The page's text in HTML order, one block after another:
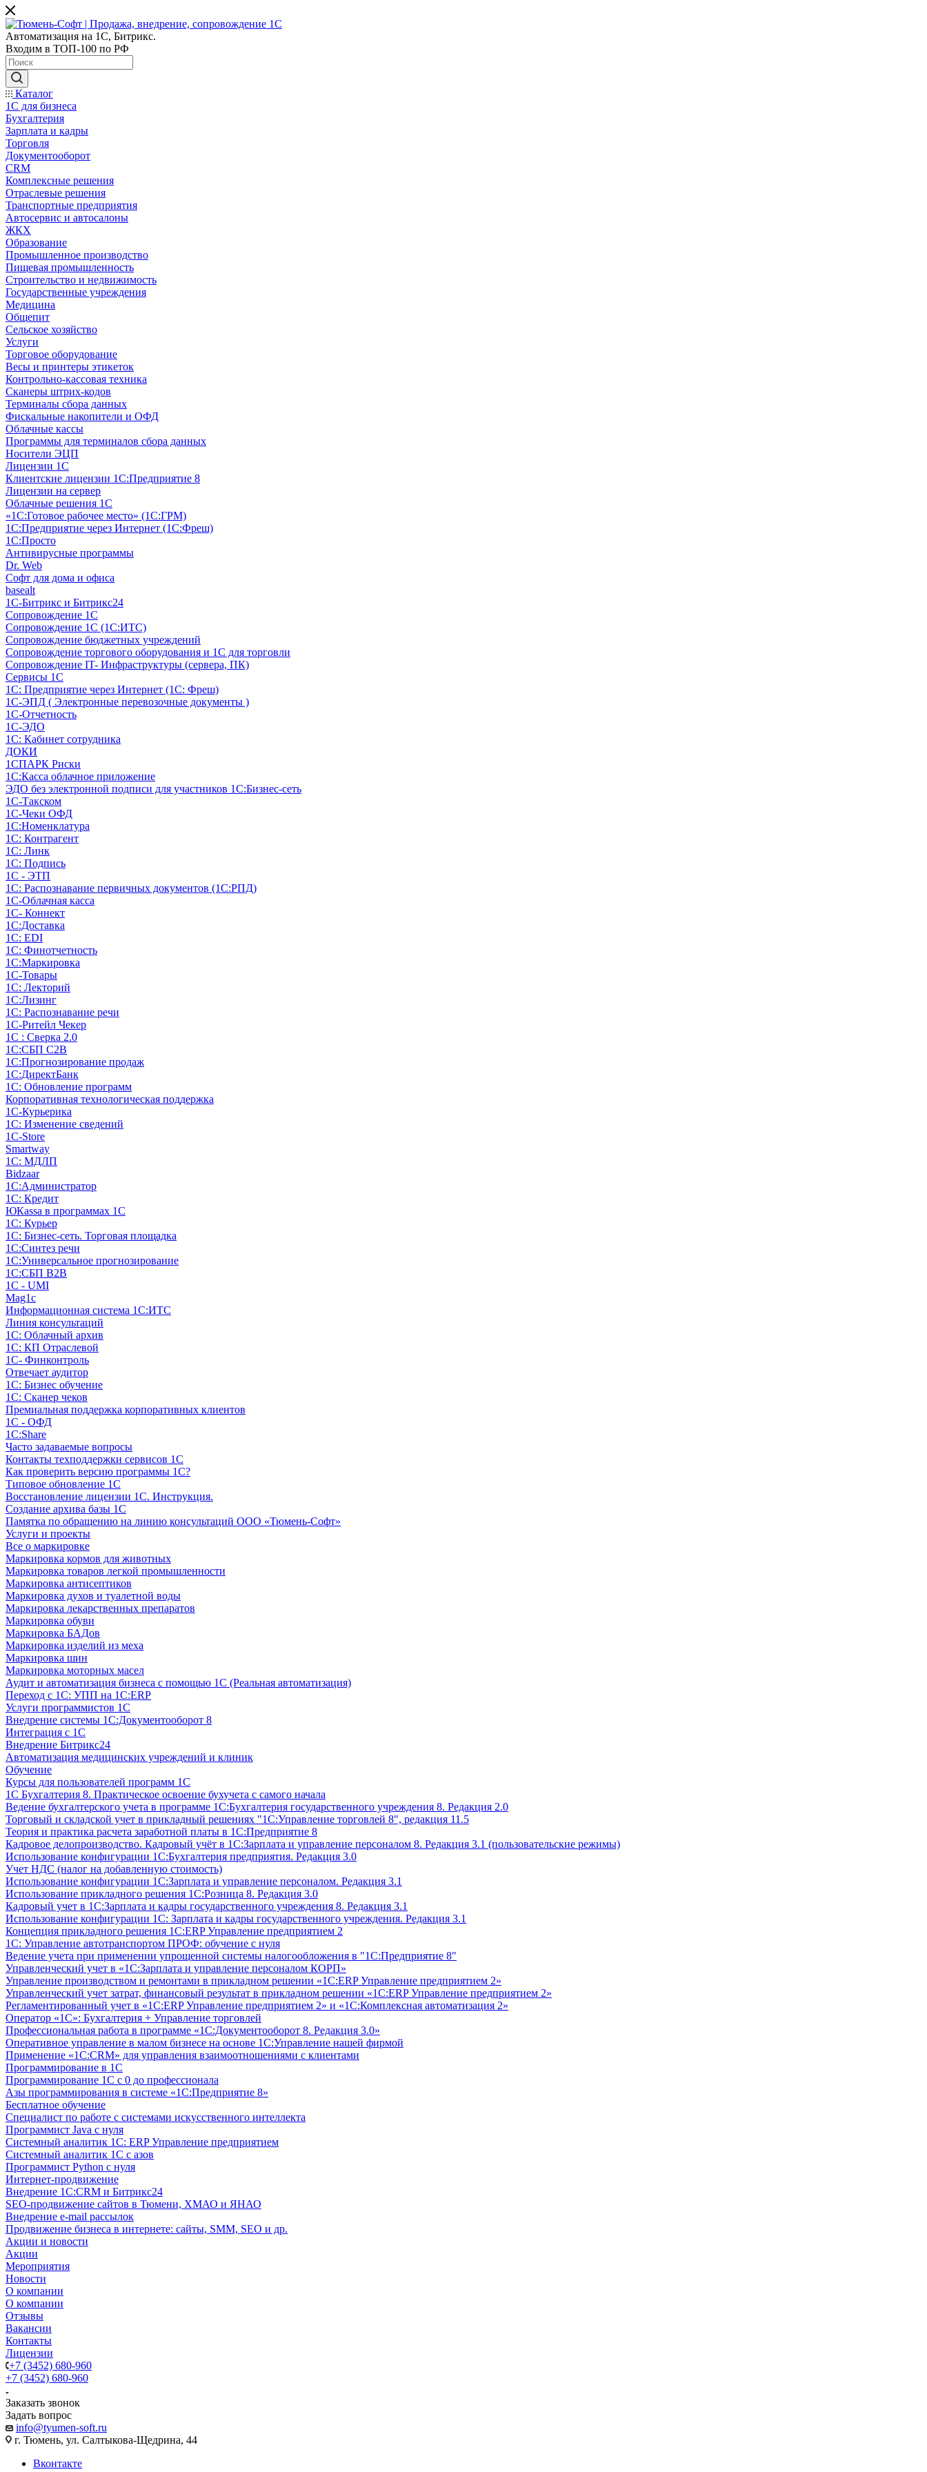
Автоматизация на 1С, Битрикс.
Входим в ТОП-100 по РФ
Каталог
1С для бизнеса
Бухгалтерия
Зарплата и кадры
Торговля
Документооборот
CRM
Комплексные решения
Отраслевые решения
Транспортные предприятия
Автосервис и автосалоны
ЖКХ
Образование
Промышленное производство
Пищевая промышленность
Строительство и недвижимость
Государственные учреждения
Медицина
Общепит
Сельское хозяйство
Услуги
Торговое оборудование
Весы и принтеры этикеток
Контрольно-кассовая техника
Сканеры штрих-кодов
Терминалы сбора данных
Фискальные накопители и ОФД
Облачные кассы
Программы для терминалов сбора данных
Носители ЭЦП
Лицензии 1С
Клиентские лицензии 1С:Предприятие 8
Лицензии на сервер
Облачные решения 1С
«1C:Готовое рабочее место» (1С:ГРМ)
1С:Предприятие через Интернет (1С:Фреш)
1С:Просто
Антивирусные программы
Dr. Web
Софт для дома и офиса
basealt
1С-Битрикс и Битрикс24
Сопровождение 1С
Сопровождение 1С (1С:ИТС)
Сопровождение бюджетных учреждений
Сопровождение торгового оборудования и 1С для торговли
Сопровождение IT- Инфраструктуры (сервера, ПК)
Сервисы 1С
1С: Предприятие через Интернет (1С: Фреш)
1С-ЭПД ( Электронные перевозочные документы )
1С-Отчетность
1С-ЭДО
1С: Кабинет сотрудника
ДОКИ
1СПАРК Риски
1С:Касса облачное приложение
ЭДО без электронной подписи для участников 1С:Бизнес-сеть
1С-Такском
1С-Чеки ОФД
1С:Номенклатура
1С: Контрагент
1С: Линк
1С: Подпись
1С - ЭТП
1С: Распознавание первичных документов (1С:РПД)
1С-Облачная касса
1С- Коннект
1С:Доставка
1С: EDI
1С: Финотчетность
1С:Маркировка
1С-Товары
1С: Лекторий
1С:Лизинг
1С: Распознавание речи
1C-Ритейл Чекер
1С : Сверка 2.0
1С:СБП C2B
1С:Прогнозирование продаж
1С:ДиректБанк
1С: Обновление программ
Корпоративная технологическая поддержка
1С-Курьерика
1С: Изменение сведений
1C-Store
Smartway
1С: МДЛП
Bidzaar
1С:Администратор
1С: Кредит
ЮКаssа в программах 1С
1С: Курьер
1С: Бизнес-сеть. Торговая площадка
1С:Синтез речи
1С:Универсальное прогнозирование
1С:СБП B2B
1C - UMI
Mag1c
Информационная система 1С:ИТС
Линия консультаций
1С: Облачный архив
1С: КП Отраслевой
1С- Финконтроль
Отвечает аудитор
1С: Бизнес обучение
1С: Сканер чеков
Премиальная поддержка корпоративных клиентов
1С - ОФД
1С:Share
Часто задаваемые вопросы
Контакты техподдержки сервисов 1С
Как проверить версию программы 1С?
Типовое обновление 1С
Восстановление лицензии 1С. Инструкция.
Создание архива базы 1С
Памятка по обращению на линию консультаций ООО «Тюмень-Софт»
Услуги и проекты
Все о маркировке
Маркировка кормов для животных
Маркировка товаров легкой промышленности
Маркировка антисептиков
Маркировка духов и туалетной воды
Маркировка лекарственных препаратов
Маркировка обуви
Маркировка БАДов
Маркировка изделий из меха
Маркировка шин
Маркировка моторных масел
Аудит и автоматизация бизнеса с помощью 1С (Реальная автоматизация)
Переход с 1С: УПП на 1С:ERP
Услуги программистов 1С
Внедрение системы 1С:Документооборот 8
Интеграция с 1С
Внедрение Битрикс24
Автоматизация медицинских учреждений и клиник
Обучение
Курсы для пользователей программ 1С
1С Бухгалтерия 8. Практическое освоение бухучета с самого начала
Ведение бухгалтерского учета в программе 1С:Бухгалтерия государственного учреждения 8. Редакция 2.0
Торговый и складской учет в прикладный решениях "1С:Управление торговлей 8", редакция 11.5
Теория и практика расчета заработной платы в 1С:Предприятие 8
Кадровое делопроизводство. Кадровый учёт в 1С:Зарплата и управление персоналом 8. Редакция 3.1 (пользовательские режимы)
Использование конфигурации 1С:Бухгалтерия предприятия. Редакция 3.0
Учет НДС (налог на добавленную стоимость)
Использование конфигурации 1С:Зарплата и управление персоналом. Редакция 3.1
Использование прикладного решения 1С:Розница 8. Редакция 3.0
Кадровый учет в 1С:Зарплата и кадры государственного учреждения 8. Редакция 3.1
Использование конфигурации ‎1С: Зарплата и кадры государственного учреждения. Редакция 3.1
Концепция прикладного решения 1С:ERP Управление предприятием 2
1С: Управление автотранспортом ПРОФ: обучение с нуля
Ведение учета при применении упрощенной системы налогообложения в "1С:Предприятие 8"
Управленческий учет в «1C:Зарплата и управление персоналом КОРП»
Управление производством и ремонтами в прикладном решении «1С:ERP Управление предприятием 2»
Управленческий учет затрат, финансовый результат в прикладном решении «1С:ERP Управление предприятием 2»
Регламентированный учет в «1С:ERP Управление предприятием 2» и «1С:Комплексная автоматизация 2»
Оператор «1С»: Бухгалтерия + Управление торговлей
Профессиональная работа в программе «1С:Документооборот 8. Редакция 3.0»
Оперативное управление в малом бизнесе на основе 1С:Управление нашей фирмой
Применение «1С:CRM» для управления взаимоотношениями с клиентами
Программирование в 1С
Программирование 1С с 0 до профессионала
Азы программирования в системе «1С:Предприятие 8»
Бесплатное обучение
Специалист по работе с системами искусственного интеллекта
Программист Java с нуля
Системный аналитик 1С: ERP Управление предприятием
Системный аналитик 1С с азов
Программист Python с нуля
Интернет-продвижение
Внедрение 1C:CRM и Битрикс24
SEO-продвижение сайтов в Тюмени, ХМАО и ЯНАО
Внедрение e-mail рассылок
Продвижение бизнеса в интернете: сайты, SMM, SEO и др.
Акции и новости
Акции
Мероприятия
Новости
О компании
О компании
Отзывы
Вакансии
Контакты
Лицензии
+7 (3452) 680-960
+7 (3452) 680-960
Заказать звонок
Задать вопрос
info@tyumen-soft.ru
г. Тюмень, ул. Салтыкова-Щедрина, 44
Вконтакте